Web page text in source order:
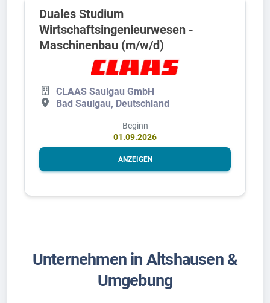
Duales Studium
Wirtschaftsingenieurwesen -
Maschinenbau (m/w/d)
CLAAS Saulgau GmbH
Bad Saulgau, Deutschland
Beginn
01.09.2026
ANZEIGEN
Unternehmen in Altshausen &
Umgebung